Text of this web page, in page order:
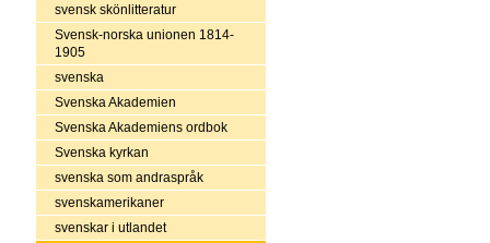
svensk skönlitteratur
Svensk-norska unionen 1814-
1905
svenska
Svenska Akademien
Svenska Akademiens ordbok
Svenska kyrkan
svenska som andraspråk
svenskamerikaner
svenskar i utlandet